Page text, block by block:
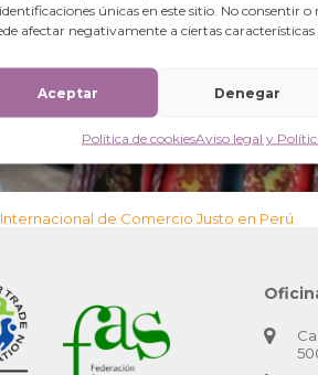
únicas en este sitio. No consentir
afectar negativamente a ciertas características
Aceptar Denegar
Política de cookiesAviso legal y
de Comercio Justo en Perú